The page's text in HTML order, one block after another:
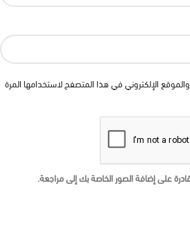
الإلكتروني في هذا المتصفح لاستخدامها المرة
على إضافة الصور الخاصة بك إلى مراجعة.